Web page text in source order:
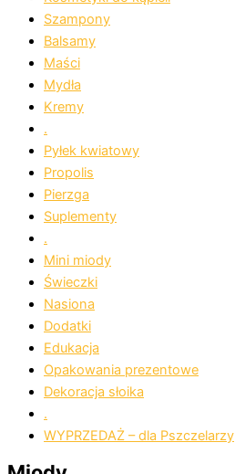
Szampony
Balsamy
Maści
Mydła
Kremy
.
Pyłek kwiatowy
Propolis
Pierzga
Suplementy
.
Mini miody
Świeczki
Nasiona
Dodatki
Edukacja
Opakowania prezentowe
Dekoracja słoika
.
WYPRZEDAŻ – dla Pszczelarzy